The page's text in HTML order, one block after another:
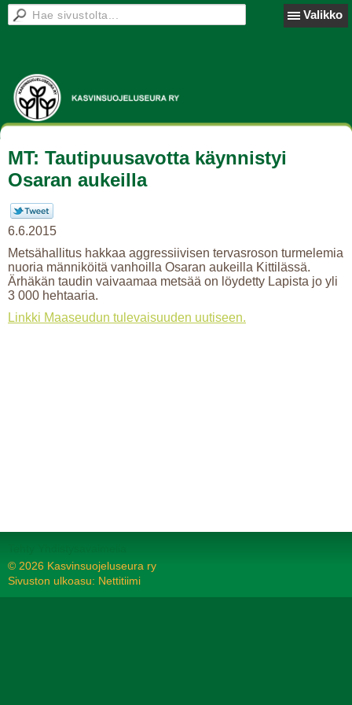
Valikko
MT: Tautipuusavotta käynnistyi
Osaran aukeilla
6.6.2015
Metsähallitus hakkaa aggressiivisen tervasroson turmelemia
nuoria männiköitä vanhoilla Osaran aukeilla Kittilässä.
Ärhäkän taudin vaivaamaa metsää on löydetty Lapista jo yli
3 000 hehtaaria.
Linkki Maaseudun tulevaisuuden uutiseen.
© 2026 Kasvinsuojeluseura ry
Sivuston ulkoasu: Nettitiimi